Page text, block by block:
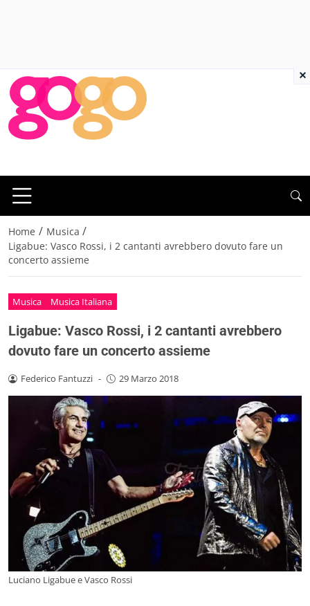
Home / Musica /
Ligabue: Vasco Rossi, i 2 cantanti avrebbero dovuto fare un
concerto assieme
Musica Musica Italiana
Ligabue: Vasco Rossi, i 2 cantanti avrebbero
dovuto fare un concerto assieme
Federico Fantuzzi - 29 Marzo 2018
Luciano Ligabue e Vasco Rossi
×